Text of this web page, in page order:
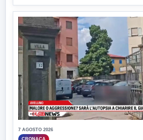
7 AGOSTO 2026
CRONACA